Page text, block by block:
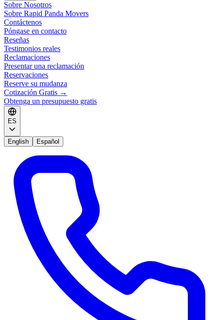
Sobre Nosotros
Sobre Rapid Panda Movers
Contáctenos
Póngase en contacto
Reseñas
Testimonios reales
Reclamaciones
Presentar una reclamación
Reservaciones
Reserve su mudanza
Cotización Gratis →
Obtenga un presupuesto gratis
ES
English Español